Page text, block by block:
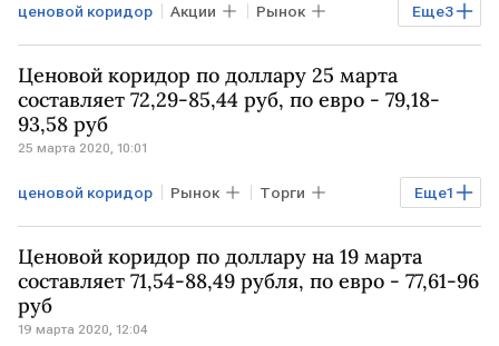
Еще3
ценовой коридор Акции Рынок
Экономика индекс Мосбиржи
Россети
Ценовой коридор по доллару 25 марта
составляет 72,29-85,44 руб, по евро - 79,18-
93,58 руб
25 марта 2020, 10:01
Еще1
ценовой коридор Рынок Торги
Курсы валют
Ценовой коридор по доллару на 19 марта
составляет 71,54-88,49 рубля, по евро - 77,61-96
руб
19 марта 2020, 12:04